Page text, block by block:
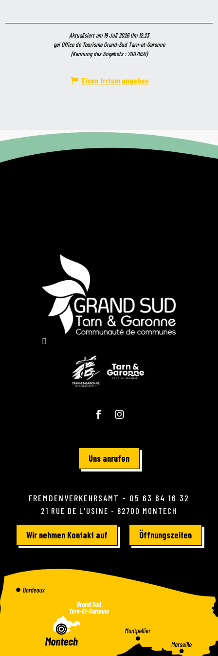
Aktualisiert am 19 Juli 2026 Um 12:23
gei Office de Tourisme Grand-Sud Tarn-et-Garonne
(Kennung des Angebots : 7007950)
Einen Irrtum angeben
Uns anrufen
FREMDENVERKEHRSAMT - 05 63 64 16 32
21 RUE DE L'USINE - 82700 MONTECH
Wir nehmen Kontakt auf Öffnungszeiten